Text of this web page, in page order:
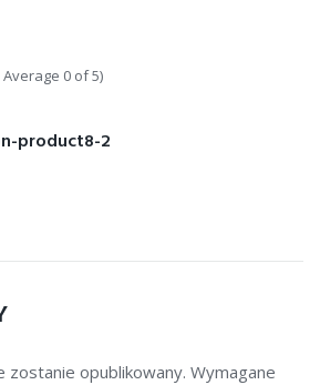
Average 0of 5)
product8-2
zostanie opublikowany. Wymagane